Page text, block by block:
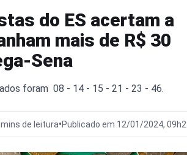
do ES acertam a
mais de R$ 30
Sena
foram 08 - 14 - 15 - 21 - 23 - 46.
mins de leitura•Publicado em 12/01/2024,